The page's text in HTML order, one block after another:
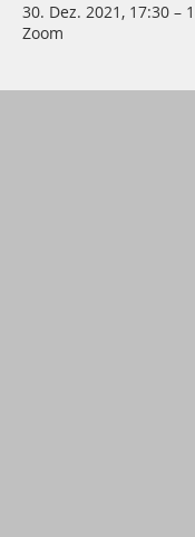
30. Dez. 2021, 17:30 –
Zoom